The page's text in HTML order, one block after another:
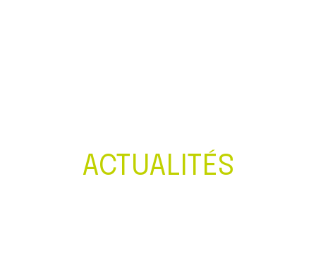
ACTUALITÉS